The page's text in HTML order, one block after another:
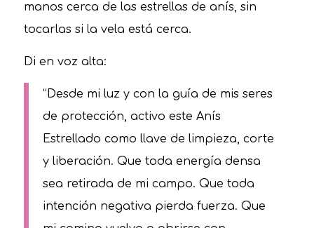
manos cerca de las estrellas de anís, sin
tocarlas si la vela está cerca.
Di en voz alta:
“Desde mi luz y con la guía de mis seres
de protección, activo este Anís
Estrellado como llave de limpieza, corte
y liberación. Que toda energía densa
sea retirada de mi campo. Que toda
intención negativa pierda fuerza. Que